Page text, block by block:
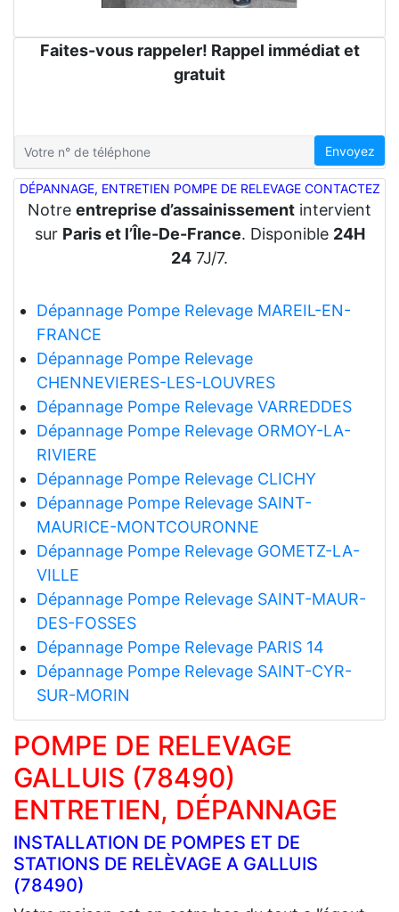
Faites-vous rappeler! Rappel immédiat et
gratuit
Envoyez
DÉPANNAGE, ENTRETIEN POMPE DE RELEVAGE CONTACTEZ
Notre entreprise d’assainissement intervient
sur Paris et l’Île-De-France. Disponible 24H
24 7J/7.
Dépannage Pompe Relevage MAREIL-EN-
FRANCE
Dépannage Pompe Relevage
CHENNEVIERES-LES-LOUVRES
Dépannage Pompe Relevage VARREDDES
Dépannage Pompe Relevage ORMOY-LA-
RIVIERE
Dépannage Pompe Relevage CLICHY
Dépannage Pompe Relevage SAINT-
MAURICE-MONTCOURONNE
Dépannage Pompe Relevage GOMETZ-LA-
VILLE
Dépannage Pompe Relevage SAINT-MAUR-
DES-FOSSES
Dépannage Pompe Relevage PARIS 14
Dépannage Pompe Relevage SAINT-CYR-
SUR-MORIN
POMPE DE RELEVAGE
GALLUIS (78490)
ENTRETIEN, DÉPANNAGE
INSTALLATION DE POMPES ET DE
STATIONS DE RELÈVAGE A GALLUIS
(78490)